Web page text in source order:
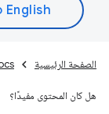
الصفحة الرئيسية
هل كان المحتوى مفيدًا؟